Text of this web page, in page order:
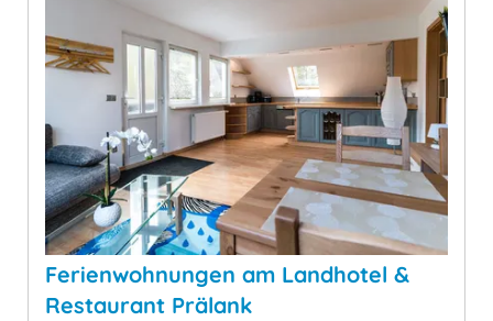
Ferienwohnungen am Landhotel &
Restaurant Prälank